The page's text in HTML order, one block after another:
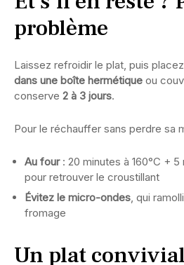
problème
Laissez refroidir le plat, puis
dans une boîte hermétique ou
conserve 2 à 3 jours.
Pour le réchauffer sans perdre sa
Au four: 20 minutes à 160°C + 5
pour retrouver le croustillant
Évitez le micro-ondes, qui
fromage
Un plat